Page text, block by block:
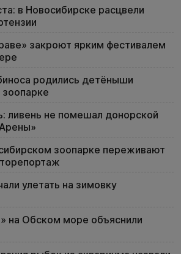
в Новосибирске расцвели
закроют ярким фестивалем
родились детёныши
ливень не помешал донорской
зоопарке переживают
улетать на зимовку
на Обском море объяснили